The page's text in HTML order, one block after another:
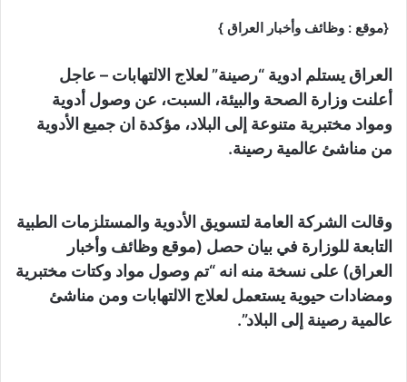
{موقع : وظائف وأخبار العراق }
العراق يستلم ادوية “رصينة” لعلاج الالتهابات – عاجل
أعلنت وزارة الصحة والبيئة، السبت، عن وصول أدوية
ومواد مختبرية متنوعة إلى البلاد، مؤكدة ان جميع الأدوية
من مناشئ عالمية رصينة.
وقالت الشركة العامة لتسويق الأدوية والمستلزمات الطبية
التابعة للوزارة في بيان حصل (موقع وظائف وأخبار
العراق) على نسخة منه انه “تم وصول مواد وكتات مختبرية
ومضادات حيوية يستعمل لعلاج الالتهابات ومن مناشئ
عالمية رصينة إلى البلاد”.